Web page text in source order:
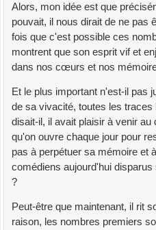
Alors, mon idée est que
pouvait, il nous dirait de ne pas
fois que c'est possible ces
montrent que son esprit vif et
dans nos cœurs et nos
Et le plus important n'est-il pas
de sa vivacité, toutes les
disait-il, il avait plaisir à venir
qu'on ouvre chaque jour pour
pas à perpétuer sa mémoire et
comédiens aujourd'hui
?
Peut-être que maintenant, il rit
raison, les nombres premiers